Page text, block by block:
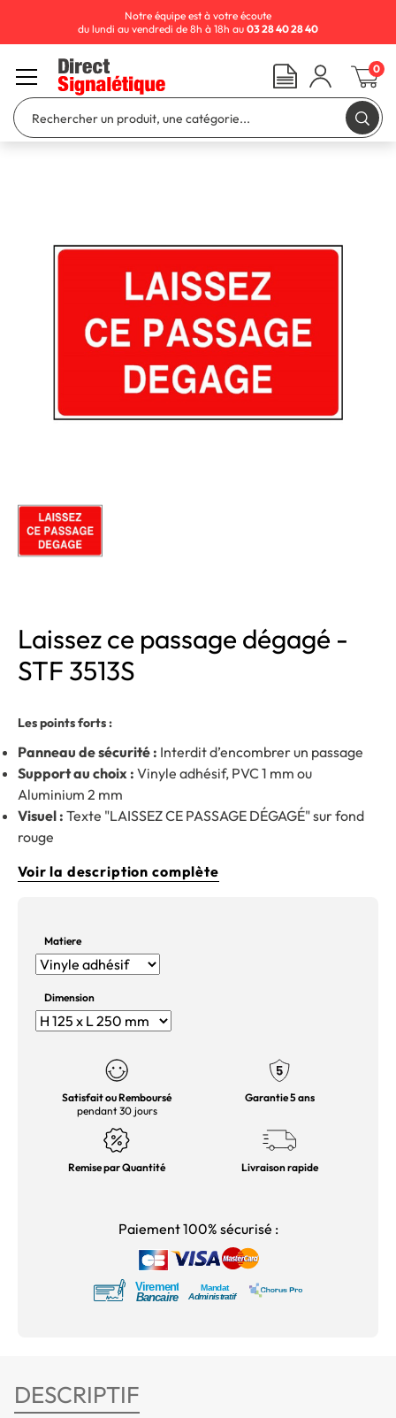
Laissez ce passage dégagé -
STF 3513S
Les points forts :
Panneau de sécurité : Interdit d’encombrer un passage
Support au choix : Vinyle adhésif, PVC 1 mm ou
Aluminium 2 mm
Visuel : Texte "LAISSEZ CE PASSAGE DÉGAGÉ" sur fond
rouge
Voir la description complète
Matiere
Dimension
Satisfait ou Remboursé
pendant 30 jours
Garantie 5 ans
Remise par Quantité Livraison rapide
Paiement 100% sécurisé :
DESCRIPTIF
Notre équipe est à votre écoute
du lundi au vendredi de 8h à 18h au 03 28 40 28 40
0